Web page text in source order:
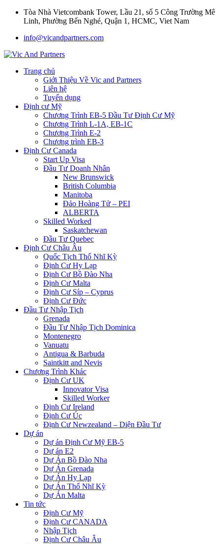
Tòa Nhà Vietcombank Tower, Lầu 21, số 5 Công Trường Mê
Linh, Phường Bến Nghé, Quận 1, HCMC, Viet Nam
info@vicandpartners.com
Trang chủ
Giới Thiệu Về Vic and Partners
Liên hệ
Tuyển dụng
Định cư Mỹ
Chương Trình EB-5 Đầu Tư Định Cư Mỹ
Chương Trình L-1A, EB-1C
Chương Trình E-2
Chương trình EB-3
Định Cư Canada
Start Up Visa
Đầu Tư Doanh Nhân
New Brunswick
British Columbia
Manitoba
Đảo Hoàng Tử – PEI
ALBERTA
Skilled Worked
Saskatchewan
Đầu Tư Quebec
Định Cư Châu Âu
Quốc Tịch Thổ Nhĩ Kỳ
Định Cư Hy Lạp
Định Cư Bồ Đào Nha
Định Cư Malta
Định Cư Síp – Cyprus
Định Cư Đức
Đầu Tư Nhập Tịch
Grenada
Đầu Tư Nhập Tịch Dominica
Montenegro
Vanuatu
Antigua & Barbuda
Saintkitt and Nevis
Chương Trình Khác
Định Cư UK
Innovator Visa
Skilled Worker
Định Cư Ireland
Định Cư Úc
Định Cư Newzealand – Diện Đầu Tư
Dự án
Dự án Định Cư Mỹ EB-5
Dự án E2
Dự Án Bồ Đào Nha
Dự Án Grenada
Dự Án Hy Lạp
Dự Án Thổ Nhĩ Kỳ
Dự Án Malta
Tin tức
Định Cư Mỹ
Định Cư CANADA
Nhập Tịch
Định Cư Châu Âu